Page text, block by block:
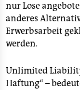
nur Lose
anderes
Erwerbsarbeit
werden.
Unlimited
Haftung“ –